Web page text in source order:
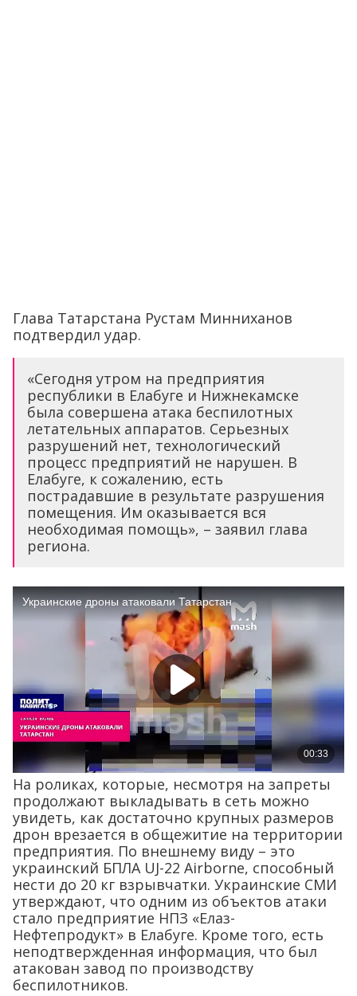
Глава Татарстана Рустам Минниханов
подтвердил удар.
«Сегодня утром на предприятия
республики в Елабуге и Нижнекамске
была совершена атака беспилотных
летательных аппаратов. Серьезных
разрушений нет, технологический
процесс предприятий не нарушен. В
Елабуге, к сожалению, есть
пострадавшие в результате разрушения
помещения. Им оказывается вся
необходимая помощь», – заявил глава
региона.
На роликах, которые, несмотря на запреты
продолжают выкладывать в сеть можно
увидеть, как достаточно крупных размеров
дрон врезается в общежитие на территории
предприятия. По внешнему виду – это
украинский БПЛА UJ-22 Airborne, способный
нести до 20 кг взрывчатки. Украинские СМИ
утверждают, что одним из объектов атаки
стало предприятие НПЗ «Елаз-
Нефтепродукт» в Елабуге. Кроме того, есть
неподтвержденная информация, что был
атакован завод по производству
беспилотников.